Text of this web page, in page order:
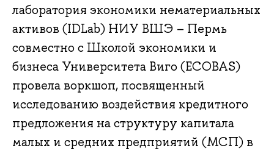
лаборатория экономики нематериальных
активов (IDLab) НИУ ВШЭ – Пермь
совместно с Школой экономики и
бизнеса Университета Виго (ECOBAS)
провела воркшоп, посвященный
исследованию воздействия кредитного
предложения на структуру капитала
малых и средних предприятий (МСП) в